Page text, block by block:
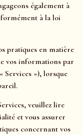
également à
à la loi
pratiques en matière
vos informations par
Services »), lorsque
veuillez lire
et vous assurer
concernant vos